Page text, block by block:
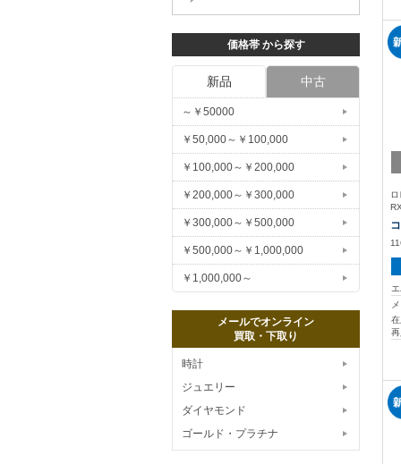
価格帯 から探す
新品 中古
～￥50000
￥50,000～￥100,000
￥100,000～￥200,000
￥200,000～￥300,000
￥300,000～￥500,000
￥500,000～￥1,000,000
￥1,000,000～
メールでオンライン
買取・下取り
時計
ジュエリー
ダイヤモンド
ゴールド・プラチナ